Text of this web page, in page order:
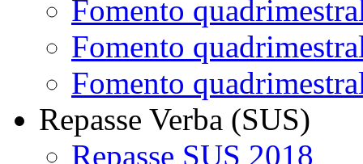
Fomento
Fomento
Fomento
Repasse Verba (SUS)
Repasse SUS 2018